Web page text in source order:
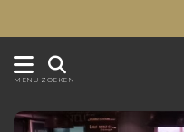
MENU ZOEKEN